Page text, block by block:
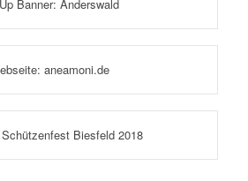
Banner: Anderswald
aneamoni.de
Biesfeld 2018